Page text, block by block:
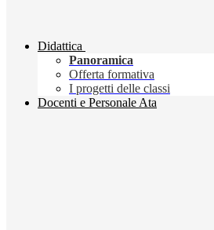
Didattica
Panoramica
Offerta formativa
I progetti delle classi
Docenti e Personale Ata